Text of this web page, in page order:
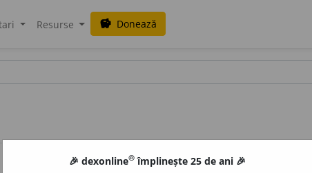
Resurse savings Donează
🎉 dexonline® împlinește 25 de ani 🎉